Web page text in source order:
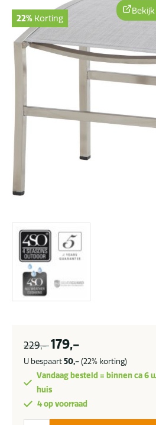
22% Korting
229,- 179,-
U bespaart50,-(22% korting)
Vandaag besteld = binnen ca 6
huis
4 op voorraad